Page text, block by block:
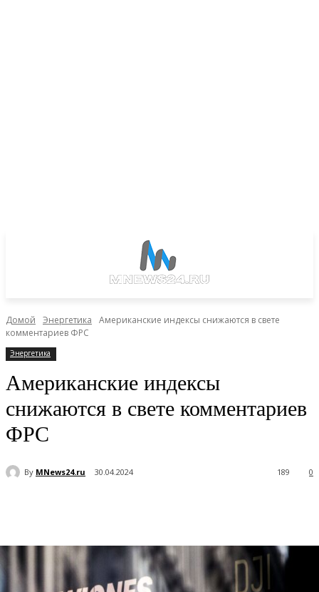
Домой Энергетика
Американские индексы снижаются в свете
комментариев ФРС
Энергетика
Американские индексы
снижаются в свете комментариев
ФРС
By MNews24.ru 30.04.2024 0
189